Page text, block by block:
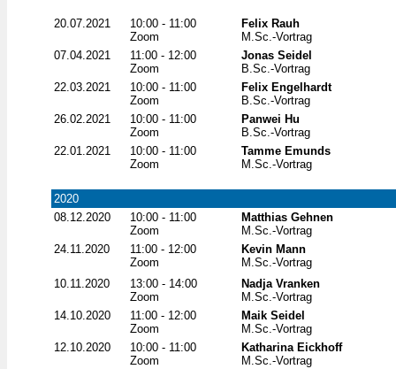
20.07.2021
10:00 - 11:00
Zoom
Felix Rauh
M.Sc.-Vortrag
07.04.2021
11:00 - 12:00
Zoom
Jonas Seidel
B.Sc.-Vortrag
22.03.2021
10:00 - 11:00
Zoom
Felix Engelhardt
B.Sc.-Vortrag
26.02.2021
10:00 - 11:00
Zoom
Panwei Hu
B.Sc.-Vortrag
22.01.2021
10:00 - 11:00
Zoom
Tamme Emunds
M.Sc.-Vortrag
2020
08.12.2020
10:00 - 11:00
Zoom
Matthias Gehnen
M.Sc.-Vortrag
24.11.2020
11:00 - 12:00
Zoom
Kevin Mann
M.Sc.-Vortrag
10.11.2020
13:00 - 14:00
Zoom
Nadja Vranken
M.Sc.-Vortrag
14.10.2020
11:00 - 12:00
Zoom
Maik Seidel
M.Sc.-Vortrag
12.10.2020
10:00 - 11:00
Zoom
Katharina Eickhoff
M.Sc.-Vortrag